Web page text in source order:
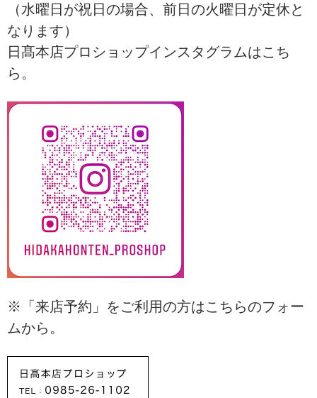
（水曜日が祝日の場合、前日の火曜日が定休と
なります）
日髙本店プロショップインスタグラムはこち
ら。
※「来店予約」をご利用の方はこちらのフォー
ムから。